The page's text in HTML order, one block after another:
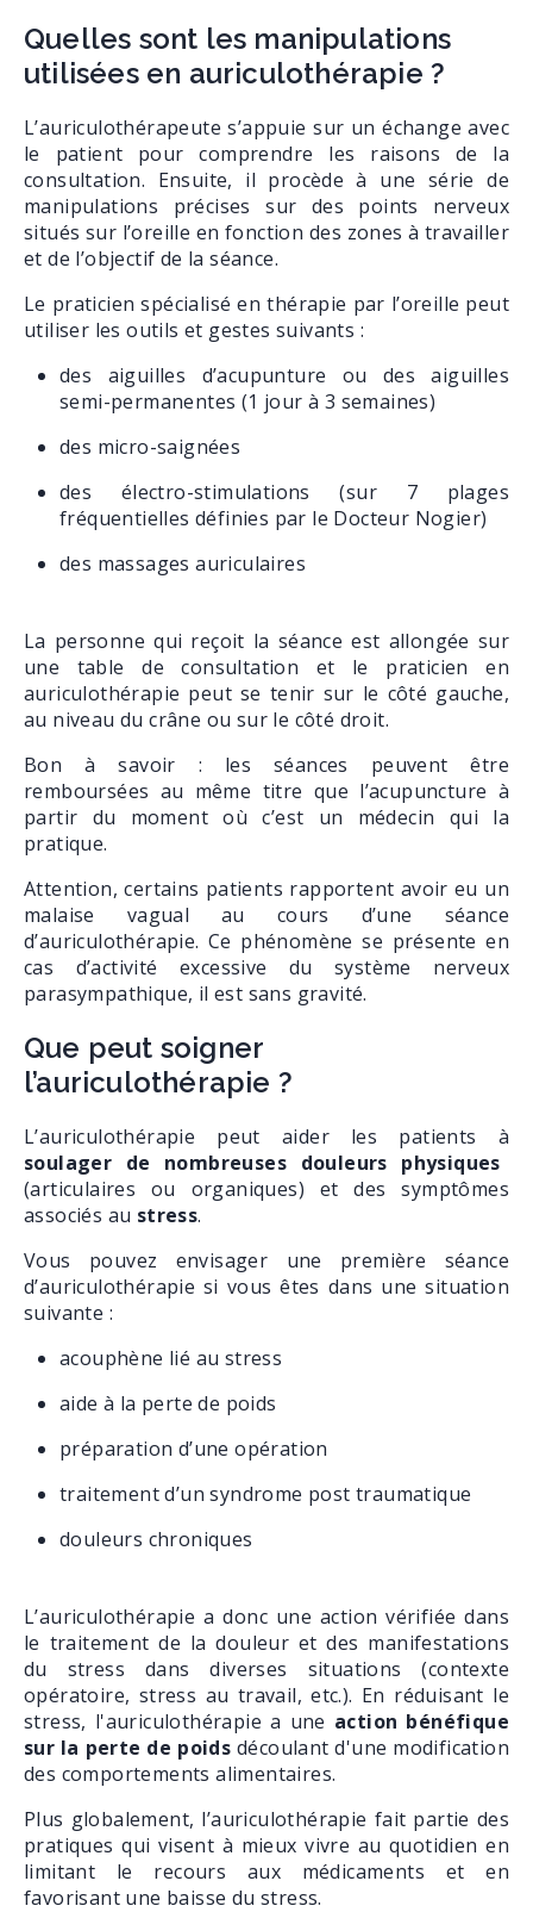
Quelles sont les manipulations
utilisées en auriculothérapie ?
L’auriculothérapeute s’appuie sur un échange avec
le patient pour comprendre les raisons de la
consultation. Ensuite, il procède à une série de
manipulations précises sur des points nerveux
situés sur l’oreille en fonction des zones à travailler
et de l’objectif de la séance.
Le praticien spécialisé en thérapie par l’oreille peut
utiliser les outils et gestes suivants :
des aiguilles d’acupunture ou des aiguilles
semi-permanentes (1 jour à 3 semaines)
des micro-saignées
des électro-stimulations (sur 7 plages
fréquentielles définies par le Docteur Nogier)
des massages auriculaires
La personne qui reçoit la séance est allongée sur
une table de consultation et le praticien en
auriculothérapie peut se tenir sur le côté gauche,
au niveau du crâne ou sur le côté droit.
Bon à savoir : les séances peuvent être
remboursées au même titre que l’acupuncture à
partir du moment où c’est un médecin qui la
pratique.
Attention, certains patients rapportent avoir eu un
malaise vagual au cours d’une séance
d’auriculothérapie. Ce phénomène se présente en
cas d’activité excessive du système nerveux
parasympathique, il est sans gravité.
Que peut soigner
l’auriculothérapie ?
L’auriculothérapie peut aider les patients à
soulager de nombreuses douleurs physiques
(articulaires ou organiques) et des symptômes
associés au stress.
Vous pouvez envisager une première séance
d’auriculothérapie si vous êtes dans une situation
suivante :
acouphène lié au stress
aide à la perte de poids
préparation d’une opération
traitement d’un syndrome post traumatique
douleurs chroniques
L’auriculothérapie a donc une action vérifiée dans
le traitement de la douleur et des manifestations
du stress dans diverses situations (contexte
opératoire, stress au travail, etc.). En réduisant le
stress, l'auriculothérapie a une action bénéfique
sur la perte de poids découlant d'une modification
des comportements alimentaires.
Plus globalement, l’auriculothérapie fait partie des
pratiques qui visent à mieux vivre au quotidien en
limitant le recours aux médicaments et en
favorisant une baisse du stress.